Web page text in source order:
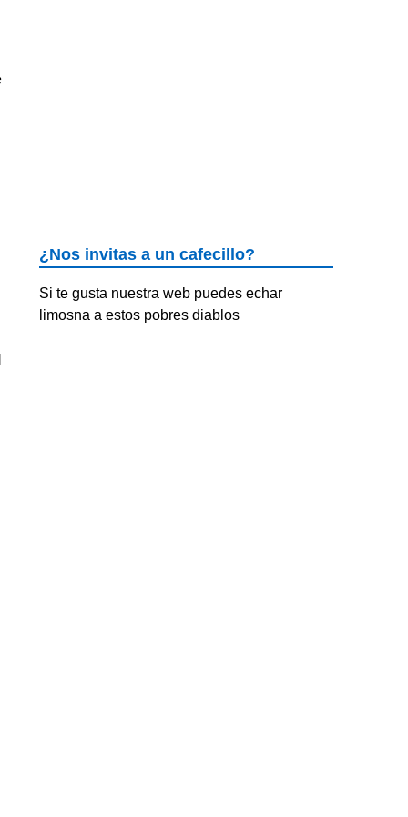
¿Nos invitas a un cafecillo?
Si te gusta nuestra web puedes echar
limosna a estos pobres diablos